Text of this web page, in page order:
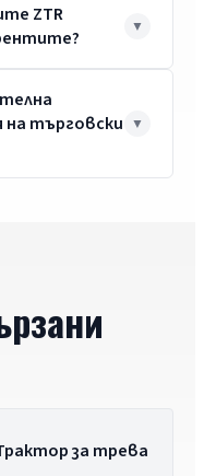
ZTR
търговски
за трева